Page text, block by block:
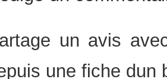
un avis
une fiche dun